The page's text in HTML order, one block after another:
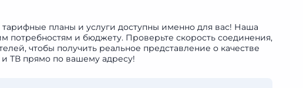
тарифные планы и услуги доступны именно для вас! Наша
потребностям и бюджету. Проверьте скорость соединения,
чтобы получить реальное представление о качестве
ТВ прямо по вашему адресу!